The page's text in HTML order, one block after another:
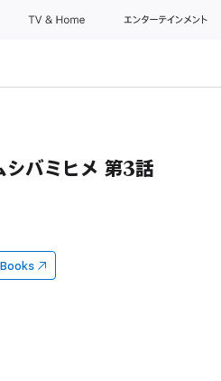
TV & Home エンターテインメント
シバミヒメ 第3話